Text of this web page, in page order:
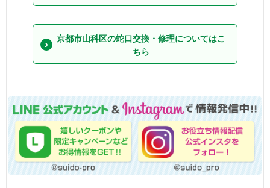
京都市山科区の蛇口交換・修理についてはこ
ちら